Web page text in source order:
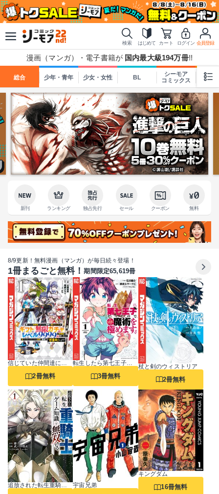
検索 はじめて カート ログイン 会員登録
漫画（マンガ）・電子書籍が 国内最大級194万冊!!
総合 少年・青年 少女・女性 BL
シーモア
コミックス
TL
新刊 ランキング 独占先行 セール クーポン 無料
8/9更新！無料漫画（マンガ）が毎日続々登場！
1冊まるごと無料！期間限定65,619冊
信じていた仲間達にダンジョン奥地で殺されかけたがギフト『無限ガチャ』でレベル9999の仲間達を手に入れて元パーティーメンバーと世界に復讐＆『ざまぁ！』します！
2冊無料
転生したら第七王子だったので、気ままに魔術を極めます
3冊無料
杖と剣のウィストリア
2冊無料
追放された転生重騎士はゲーム知識で無双する 宇宙兄弟
キングダム
16冊無料